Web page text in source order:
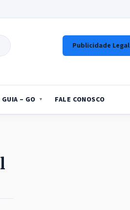
Publicidade Legal
GUIA – GO FALE CONOSCO